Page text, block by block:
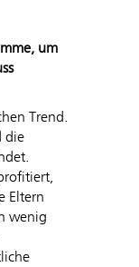
um
Trend.
die
Eltern
wenig